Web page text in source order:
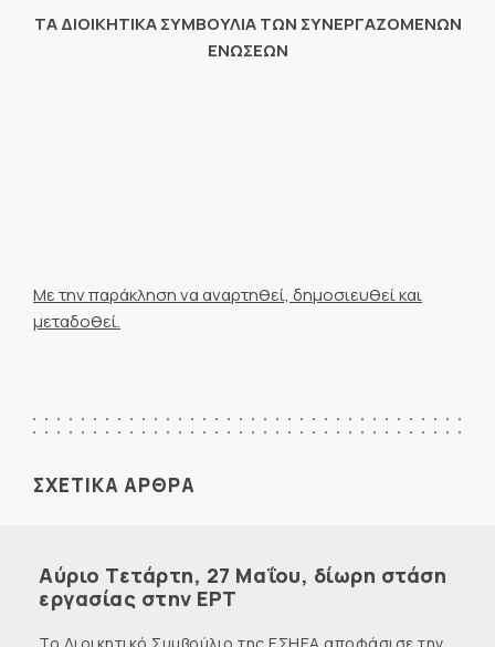
ΤΑ ΔΙΟΙΚHΤΙΚΑ ΣΥΜΒΟΥΛΙΑ ΤΩΝ ΣΥΝΕΡΓΑΖΟΜΕΝΩΝ
ΕΝΩΣΕΩΝ
Με την παράκληση να αναρτηθεί, δημοσιευθεί και
μεταδοθεί.
ΣΧΕΤΙΚΑ ΑΡΘΡΑ
Αύριο Τετάρτη, 27 Μαΐου, δίωρη στάση
εργασίας στην ΕΡΤ
Το Διοικητικό Συμβούλιο της ΕΣΗΕΑ αποφάσισε την